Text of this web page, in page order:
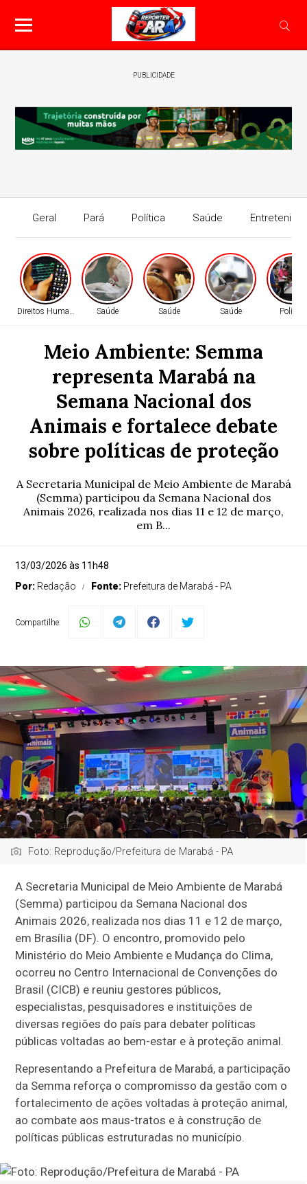
PUBLICIDADE
Geral Pará Política Saúde
Direitos Humanos Saúde Saúde Saúde Política
Meio Ambiente: Semma
representa Marabá na
Semana Nacional dos
Animais e fortalece debate
sobre políticas de proteção
A Secretaria Municipal de Meio Ambiente de Marabá
(Semma) participou da Semana Nacional dos
Animais 2026, realizada nos dias 11 e 12 de março,
em B...
13/03/2026 às 11h48
Por: Redação Fonte: Prefeitura de Marabá - PA
Compartilhe:
Foto: Reprodução/Prefeitura de Marabá - PA
A Secretaria Municipal de Meio Ambiente de Marabá
(Semma) participou da Semana Nacional dos
Animais 2026, realizada nos dias 11 e 12 de março,
em Brasília (DF). O encontro, promovido pelo
Ministério do Meio Ambiente e Mudança do Clima,
ocorreu no Centro Internacional de Convenções do
Brasil (CICB) e reuniu gestores públicos,
especialistas, pesquisadores e instituições de
diversas regiões do país para debater políticas
públicas voltadas ao bem-estar e à proteção animal.
Representando a Prefeitura de Marabá, a participação
da Semma reforça o compromisso da gestão com o
fortalecimento de ações voltadas à proteção animal,
ao combate aos maus-tratos e à construção de
políticas públicas estruturadas no município.